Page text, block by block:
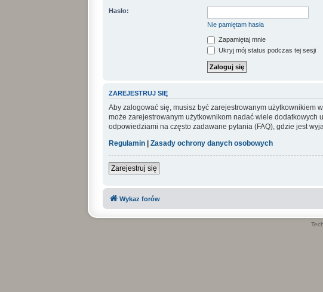
Hasło:
Nie pamiętam hasła
Zapamiętaj mnie
Ukryj mój status podczas tej sesji
ZAREJESTRUJ SIĘ
Aby zalogować się, musisz być zarejestrowanym użytkownikiem
może zarejestrowanym użytkownikom nadać wiele
odpowiedziami na często zadawane pytania (FAQ), gdzie jest
Regulamin | Zasady ochrony danych osobowych
Zarejestruj się
Wykaz forów